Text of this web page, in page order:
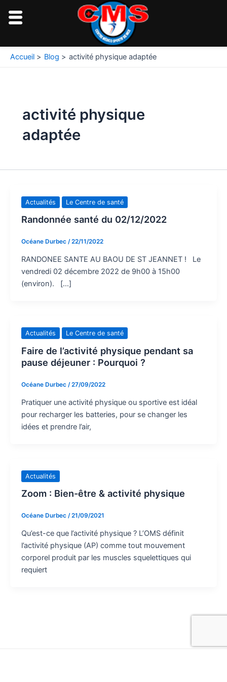
Accueil Blog activité physique adaptée
activité physique
adaptée
Actualités Le Centre de santé
Randonnée santé du 02/12/2022
Océane Durbec /22/11/2022
RANDONEE SANTE AU BAOU DE ST JEANNET ! Le
vendredi 02 décembre 2022 de 9h00 à 15h00
(environ). […]
Actualités Le Centre de santé
Faire de l’activité physique pendant sa
pause déjeuner : Pourquoi ?
Océane Durbec /27/09/2022
Pratiquer une activité physique ou sportive est idéal
pour recharger les batteries, pour se changer les
idées et prendre l’air,
Actualités
Zoom : Bien-être & activité physique
Océane Durbec /21/09/2021
Qu’est-ce que l’activité physique ? L’OMS définit
l’activité physique (AP) comme tout mouvement
corporel produit par les muscles squelettiques qui
requiert